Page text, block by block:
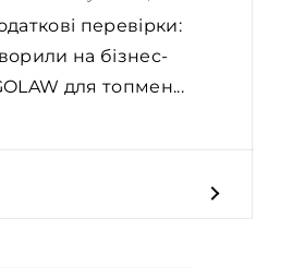
перевірки:
на бізнес-
для топмен...